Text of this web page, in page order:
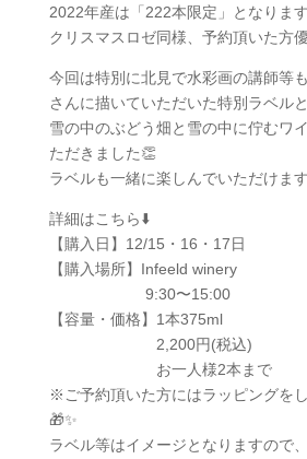
2022年産は「222本限定」となります
クリスマスロゼ同様、予約頂いた方
今回は特別に北見で水彩画の講師等
さんに描いていただいた特別ラベル
雪の中のぶどう畑と雪の中に佇むワ
ただきました👏
ラベルも一緒に楽しんでいただけま
詳細はこちら⬇️
【購入日】12/15・16・17日
【購入場所】Infeeld winery
9:30〜15:00
【容量・価格】1本375ml
2,200円(税込)
お一人様2本まで
※ご予約頂いた方にはラッピングを
🎁✨
ラベル等はイメージとなりますので